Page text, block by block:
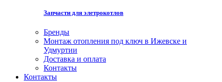
Запчасти для элетрокотлов
Бренды
Монтаж отопления под ключ в Ижевске и
Удмуртии
Доставка и оплата
Контакты
Контакты